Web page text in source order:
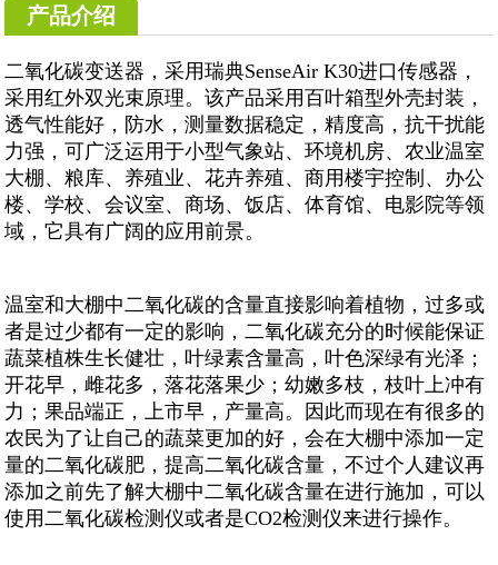
产品介绍
二氧化碳变送器，采用瑞典SenseAir K30进口传感器，
采用红外双光束原理。该产品采用百叶箱型外壳封装，
透气性能好，防水，测量数据稳定，精度高，抗干扰能
力强，可广泛运用于小型气象站、环境机房、农业温室
大棚、粮库、养殖业、花卉养殖、商用楼宇控制、办公
楼、学校、会议室、商场、饭店、体育馆、电影院等领
域，它具有广阔的应用前景。
温室和大棚中二氧化碳的含量直接影响着植物，过多或
者是过少都有一定的影响，二氧化碳充分的时候能保证
蔬菜植株生长健壮，叶绿素含量高，叶色深绿有光泽；
开花早，雌花多，落花落果少；幼嫩多枝，枝叶上冲有
力；果品端正，上市早，产量高。因此而现在有很多的
农民为了让自己的蔬菜更加的好，会在大棚中添加一定
量的二氧化碳肥，提高二氧化碳含量，不过个人建议再
添加之前先了解大棚中二氧化碳含量在进行施加，可以
使用二氧化碳检测仪或者是CO2检测仪来进行操作。